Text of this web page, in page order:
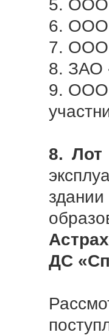
5. ООО
6. ООО
7.
8. ЗАО
9.
8.
ДС